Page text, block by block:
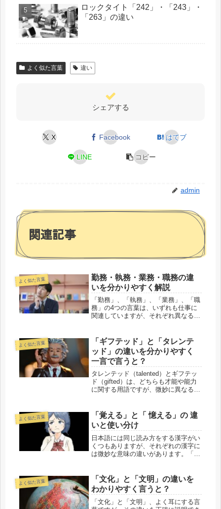
ロックタイト「242」・「243」・
「263」の違い
よく似た言葉 違い
シェアする
X Facebook はてブ
LINE コピー
admin
関連記事
よく似た言葉
勤務・執務・業務・職務の違
いを分かりやすく解説
「勤務」、「執務」、「業務」、「職
務」の4つの言葉は、いずれも仕事に
関連していますが、それぞれ異なる意
執務・業務・職務の違いを一言で言う
と？「勤務」、「執務」、「業務」、
「...
よく似た言葉
「ギフテッド」と「タレンテ
ッド」の違いを分かりやすく
一言で言うと？
タレンテッド（talented）とギフテッ
ド（gifted）は、どちらも才能や能力
に関する用語ですが、微妙に異なる意
いを分かりやすく言うと？タレンテッ
ドは特定の分野での才能...
よく似た言葉
「覚える」と「 憶える」の 違
いと使い分け
日本語には同じ読み方をする漢字がい
くつもありますが、それぞれの漢字に
は微妙な意味の違いがあります。「覚
ぼえる」と読みますが、使い方やニュ
アンスが異なります。この記事で
は、...
よく似た言葉
「文化」と「文明」の違いを
わかりやすく言うと？
「文化」と「文明」、よく耳にする言